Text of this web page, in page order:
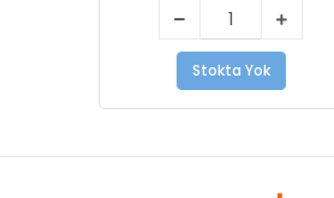
Stokta Yok